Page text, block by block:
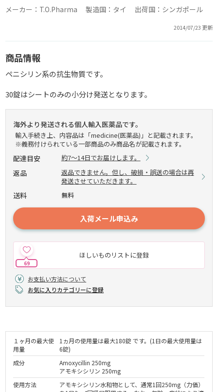
メーカー：T.O.Pharma 製造国：タイ 出荷国：シンガポール
2014/07/23 更新
商品情報
ペニシリン系の抗生物質です。
30錠はシートのみの小分け発送となります。
海外より発送される個人輸入医薬品です。
輸入手続き上、内容品は「medicine(医薬品)」と記載されます。
※義務付けられている一部商品のみ商品名が記載されます。
配達目安 約7～14日でお届けします。
返品
返品できません。但し、破損・誤送の場合は再
発送させていただきます。
送料 無料
入荷メール申込み
ほしいものリストに登録
69
お支払い方法について
お気に入りカテゴリーに登録
１ヶ月の最大使
用量
1ヵ月の使用量は最大180錠 です。(1日の最大使用量は
6錠)
成分
Amoxycillin 250mg
アモキシシリン 250mg
使用方法
アモキシシリン水和物として、通常1回250mg（力価）